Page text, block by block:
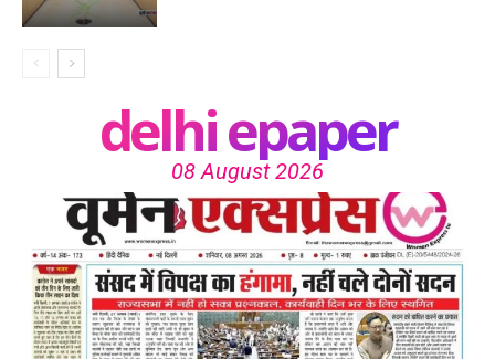
delhi epaper
08 August 2026